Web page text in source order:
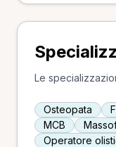
Le
Osteopata
MCB
Operatore